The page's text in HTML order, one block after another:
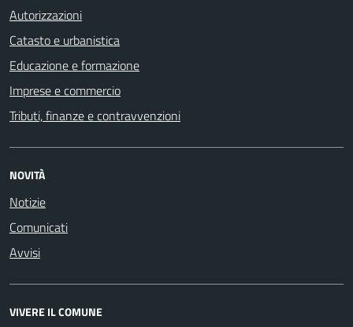
Autorizzazioni
Catasto e urbanistica
Educazione e formazione
Imprese e commercio
Tributi, finanze e contravvenzioni
NOVITÀ
Notizie
Comunicati
Avvisi
VIVERE IL COMUNE